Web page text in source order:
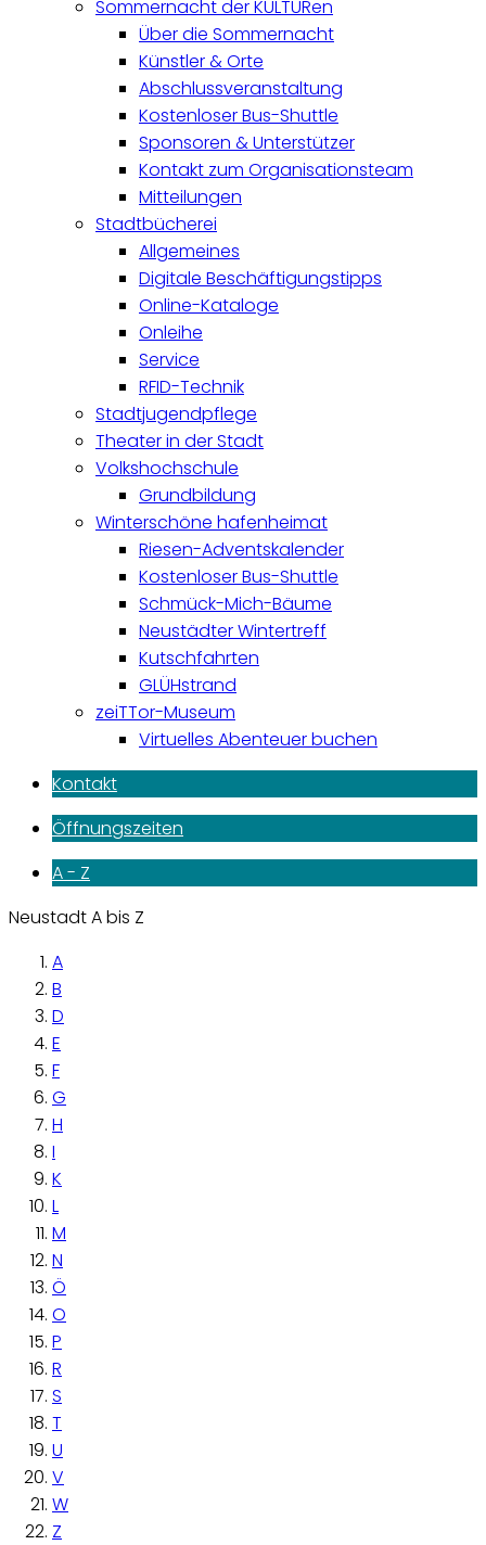
Sommernacht der KULTURen
Über die Sommernacht
Künstler & Orte
Abschlussveranstaltung
Kostenloser Bus-Shuttle
Sponsoren & Unterstützer
Kontakt zum Organisationsteam
Mitteilungen
Stadtbücherei
Allgemeines
Digitale Beschäftigungstipps
Online-Kataloge
Onleihe
Service
RFID-Technik
Stadtjugendpflege
Theater in der Stadt
Volkshochschule
Grundbildung
Winterschöne hafenheimat
Riesen-Adventskalender
Kostenloser Bus-Shuttle
Schmück-Mich-Bäume
Neustädter Wintertreff
Kutschfahrten
GLÜHstrand
zeiTTor-Museum
Virtuelles Abenteuer buchen
Kontakt
Öffnungszeiten
A - Z
Neustadt A bis Z
A
B
D
E
F
G
H
I
K
L
M
N
Ö
O
P
R
S
T
U
V
W
Z